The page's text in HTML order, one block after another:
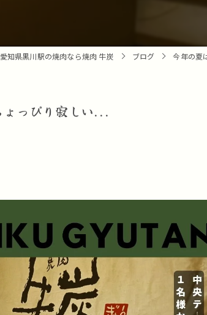
愛知県黒川駅の焼肉なら焼肉 牛炭 ブログ 今年の夏
ょっぴり寂しい...